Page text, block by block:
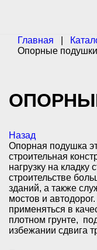
Главная
Опорные
Назад
Опорная подушка
строительная
нагрузку на кладку
строительстве
зданий, а также
мостов и
применяться в
плотном грунте,
избежании сдвига